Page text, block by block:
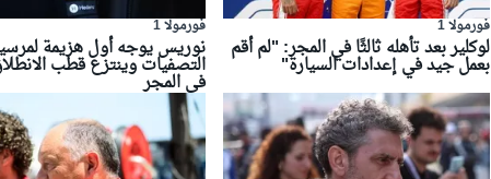
فورمولا 1
لوكلير بعد تأهله ثالثًا في المجر: "لم أقم
بعمل جيد في إعدادات السيارة"
فورمولا 1
نوريس يوجه أول هزيمة
التصفيات وينتزع قطب
في المجر